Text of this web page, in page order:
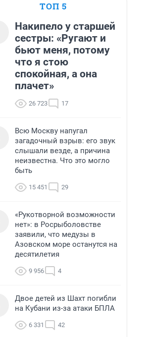
ТОП 5
Накипело у старшей
сестры: «Ругают и
бьют меня, потому
что я стою
спокойная, а она
плачет»
26 723 17
Всю Москву напугал
загадочный взрыв: его звук
слышали везде, а причина
неизвестна. Что это могло
быть
15 451 29
«Рукотворной возможности
нет»: в Росрыболовстве
заявили, что медузы в
Азовском море останутся на
десятилетия
9 956 4
Двое детей из Шахт погибли
на Кубани из-за атаки БПЛА
6 331 42